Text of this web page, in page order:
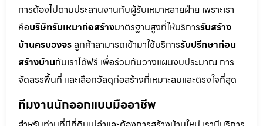
การต้องไปตามประสานงานกับผู้รับเหมาหลายฝ่าย เพราะเรา
คือบริษัทรับเหมาก่อสร้างมาตรฐานสูงที่ให้บริการรับสร้าง
บ้านครบวงจร ลูกค้าสามารถเข้ามาใช้บริการรับปรึกษาก่อน
สร้างบ้านกับเราได้ฟรี เพื่อร่วมกันวางแผนงบประมาณ การ
จัดสรรพื้นที่ และเลือกวัสดุก่อสร้างที่เหมาะสมและตรงใจที่สุด
ทีมงานนักออกแบบมืออาชีพ